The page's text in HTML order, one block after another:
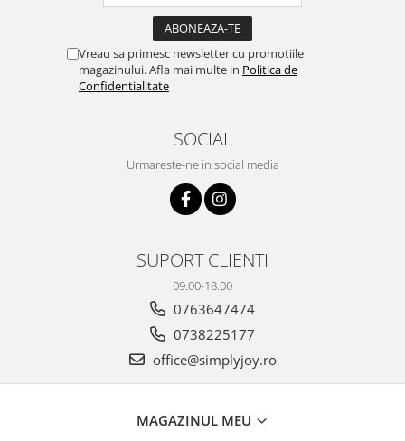
Vreau sa primesc newsletter cu promotiile
magazinului. Afla mai multe in Politica de
Confidentialitate
SOCIAL
Urmareste-ne in social media
SUPORT CLIENTI
09.00-18.00
0763647474
0738225177
office@simplyjoy.ro
MAGAZINUL MEU